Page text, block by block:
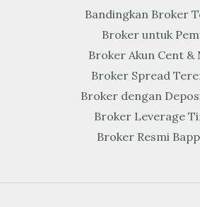
Bandingkan Broker
Broker untuk
Broker Akun Cent &
Broker Spread
Broker dengan
Broker Leverage
Broker Resmi